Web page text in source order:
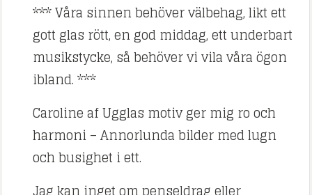
***Våra sinnen behöver välbehag, likt ett
gott glas rött, en god middag, ett underbart
musikstycke, så behöver vi vila våra ögon
ibland. ***
Caroline af Ugglas motiv ger mig ro och
harmoni –Annorlunda bilder med lugn
och busighet i ett.